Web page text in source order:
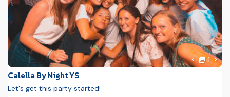
Calella By Night YS
Let's get this party started!
Vorige foto
1Foto